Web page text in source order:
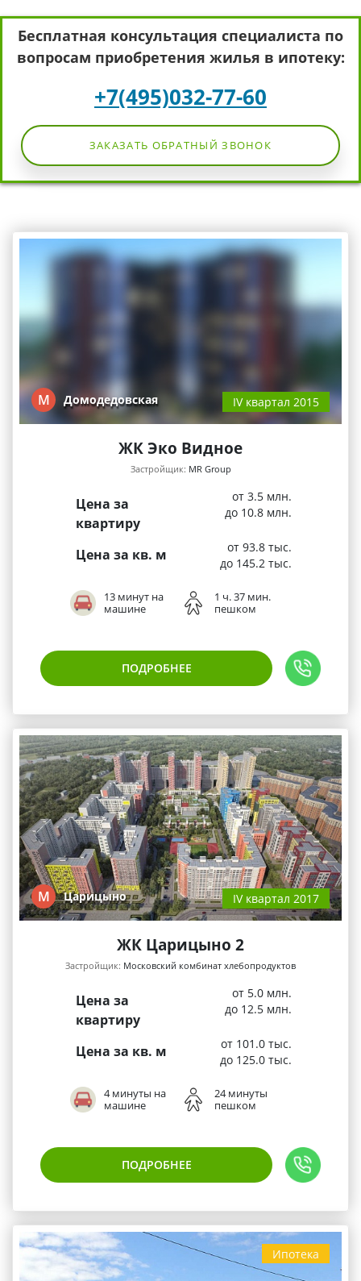
Бесплатная консультация специалиста по
вопросам приобретения жилья в ипотеку:
+7(495)032-77-60
ЗАКАЗАТЬ ОБРАТНЫЙ ЗВОНОК
М Домодедовская IV квартал 2015
ЖК Эко Видное
Застройщик: MR Group
Цена за
квартиру
от 3.5 млн.
до 10.8 млн.
Цена за кв. м
от 93.8 тыс.
до 145.2 тыс.
13 минут на
машине
1 ч. 37 мин.
пешком
ПОДРОБНЕЕ
М Царицыно IV квартал 2017
ЖК Царицыно 2
Застройщик: Московский комбинат хлебопродуктов
Цена за
квартиру
от 5.0 млн.
до 12.5 млн.
Цена за кв. м
от 101.0 тыс.
до 125.0 тыс.
4 минуты на
машине
24 минуты
пешком
ПОДРОБНЕЕ
Ипотека